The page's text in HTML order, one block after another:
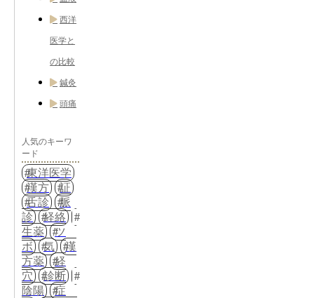
西洋
医学と
の比較
鍼灸
頭痛
人気のキーワ
ード
東洋医学
漢方
証
舌診
脈
診
経絡
生薬
ツ
ボ
気
漢
方薬
経
穴
診断
陰陽
症